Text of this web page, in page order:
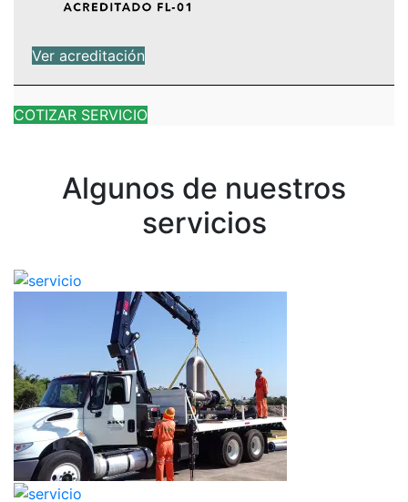
Ver acreditación
COTIZAR SERVICIO
Algunos de nuestros
servicios